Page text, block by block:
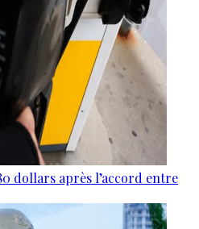
dollars après l’accord entre